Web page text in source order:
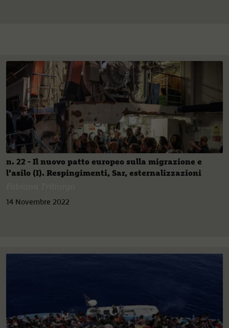
n. 22 - Il nuovo patto europeo sulla migrazione e
l’asilo (I). Respingimenti, Sar, esternalizzazioni
14 Novembre 2022